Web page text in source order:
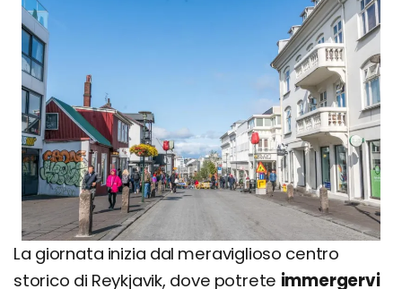
La giornata inizia dal meraviglioso centro
storico di Reykjavik, dove potrete immergervi